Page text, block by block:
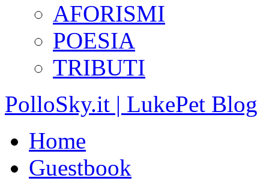
AFORISMI
POESIA
TRIBUTI
PolloSky.it | LukePet Blog
Home
Guestbook